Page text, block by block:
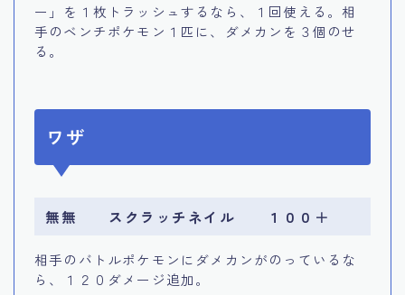
ー」を１枚トラッシュするなら、１回使える。相
手のベンチポケモン１匹に、ダメカンを３個のせ
る。
ワザ
無無 スクラッチネイル １００＋
相手のバトルポケモンにダメカンがのっているな
ら、１２０ダメージ追加。